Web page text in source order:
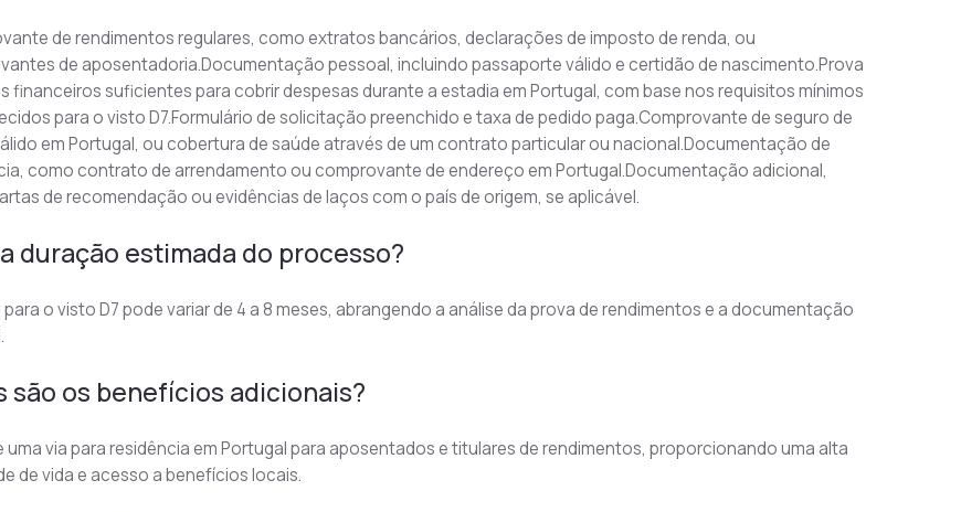
de rendimentos regulares, como extratos bancários, declarações de imposto de renda, ou
de aposentadoria.Documentação pessoal, incluindo passaporte válido e certidão de nascimento.Prova
financeiros suficientes para cobrir despesas durante a estadia em Portugal, com base nos requisitos mínimos
para o visto D7.Formulário de solicitação preenchido e taxa de pedido paga.Comprovante de seguro de
em Portugal, ou cobertura de saúde através de um contrato particular ou nacional.Documentação de
como contrato de arrendamento ou comprovante de endereço em Portugal.Documentação adicional,
de recomendação ou evidências de laços com o país de origem, se aplicável.
duração estimada do processo?
para o visto D7 pode variar de 4 a 8 meses, abrangendo a análise da prova de rendimentos e a documentação
são os benefícios adicionais?
uma via para residência em Portugal para aposentados e titulares de rendimentos, proporcionando uma alta
de vida e acesso a benefícios locais.